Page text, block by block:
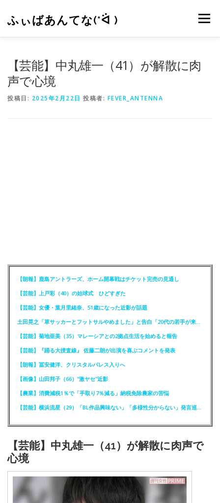
ふぃばあんてな(*ᐛ ) メニュー
【芸能】中丸雄一（41）が解散に肉
声で心境
投稿日: 2025年2月22日 投稿者: FEVER_ANTENNA
【朗報】鹿島アントラーズ、ホーム開幕戦はチケット完売の見通し
【芸能】上戸彩（40）の始球式 ひどすぎた
【芸能】女優・葉月里緒奈、51歳になった近影が話題
土田晃之「草サッカーとフットサルやめました」と告白「20代の若手が来るんです。つまんなくて」
【芸能】菊地亜美（35）マレーシアとの2拠点生活を始めると報告
【芸能】『踊る大捜査線』 佐藤二朗が出演を喜ぶコメントを発表
【朗報】冨安健洋、クリスタルパレス入りへ
【画像】山田邦子（66）“激ヤセ”近影
【農業】消費減税1％で「手取り7％減る」納税免除農家の苦悩
【芸能】横浜流星（29）「BL作品興味ない」「多様性分からない」発言巡りFCが注意喚起
【芸能】中丸雄一（41）が解散に肉声で
心境